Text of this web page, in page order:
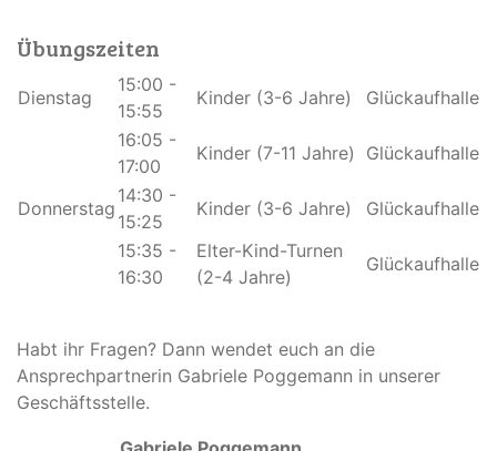
Übungszeiten
Dienstag
15:00 -
15:55
Kinder (3-6 Jahre)
Glückaufhalle
16:05 -
17:00
Kinder (7-11 Jahre) Glückaufhalle
Donnerstag
14:30 -
15:25
Kinder (3-6 Jahre)
Glückaufhalle
15:35 -
16:30
Elter-Kind-Turnen
(2-4 Jahre)
Glückaufhalle
Habt ihr Fragen? Dann wendet euch an die
Ansprechpartnerin Gabriele Poggemann in unserer
Geschäftsstelle.